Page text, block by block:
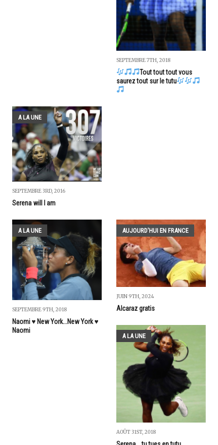
SEPTEMBRE 7TH, 2018
Tout tout tout vous
saurez tout sur le tutu
A LA UNE
SEPTEMBRE 3RD, 2016
Serena will I am
A LA UNE
SEPTEMBRE 9TH, 2018
Naomi ♥️ New York...New York ♥️
Naomi
AUJOURD'HUI EN FRANCE
JUIN 9TH, 2024
Alcaraz gratis
A LA UNE
AOÛT 31ST, 2018